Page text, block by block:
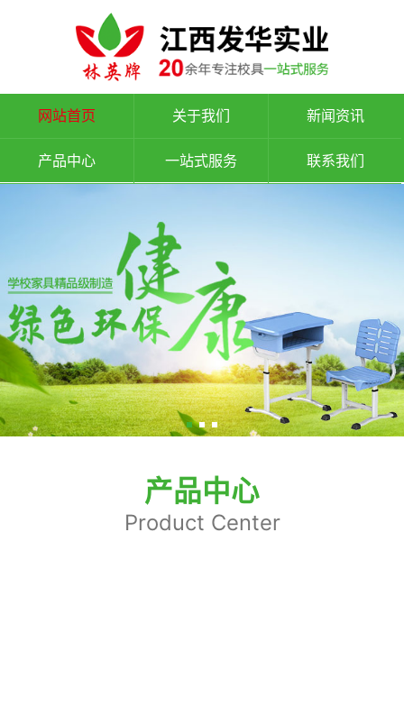
网站首页 关于我们 新闻资讯
产品中心 一站式服务 联系我们
产品中心
Product Center